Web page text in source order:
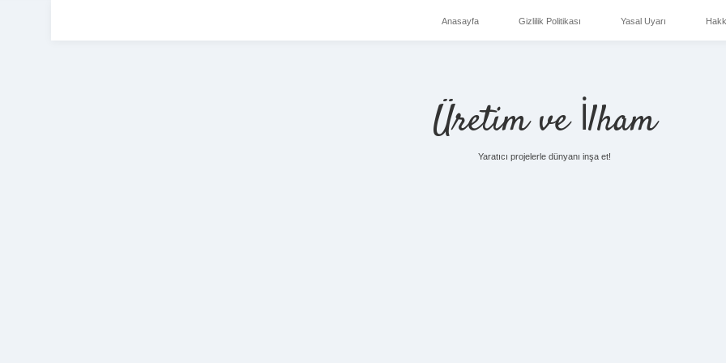
Anasayfa Gizlilik Politikası Yasal Uyarı
Üretim ve İlham
Yaratıcı projelerle dünyanı inşa et!